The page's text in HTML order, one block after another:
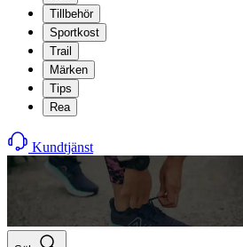
Tillbehör
Sportkost
Trail
Märken
Tips
Rea
Kundtjänst